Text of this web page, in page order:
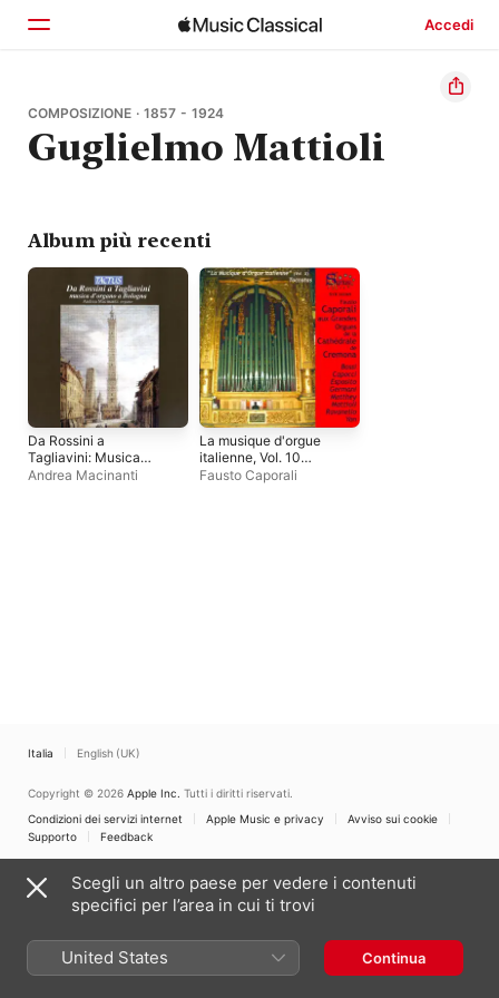
Accedi
Home
Scopri
COMPOSIZIONE · 1857 - 1924
Guglielmo Mattioli
Album più recenti
Da Rossini a
Tagliavini: Musica
d'organo a Bologna
Andrea Macinanti
La musique d'orgue
italienne, Vol. 10
(Toccatas)
Fausto Caporali
Italia English (UK)
Copyright © 2026 Apple Inc. Tutti i diritti riservati.
Condizioni dei servizi internet
Apple Music e privacy
Avviso sui cookie
Supporto
Feedback
Scegli un altro paese per vedere i contenuti
specifici per l’area in cui ti trovi
United States Continua